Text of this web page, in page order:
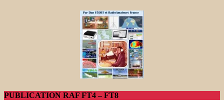
PUBLICATION RAF FT4 – FT8